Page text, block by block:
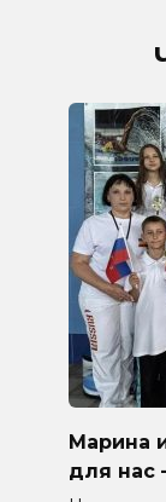
Марина
для нас